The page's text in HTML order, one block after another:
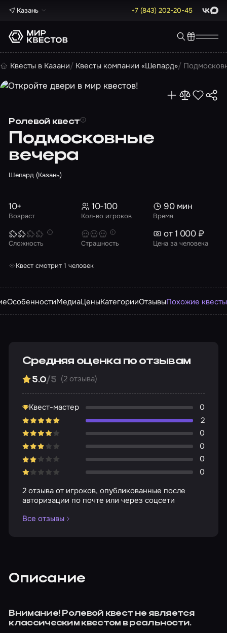
Казань +7 (843) 202-20-45 Max
Квесты в Казани Квесты компании «Шепард»
Ролевой квест
Подмосковные
вечера
Шепард (Казань)
Возраст
10+
Кол-во игроков
10-100
Время
90 мин
Сложность Страшность Цена за человека
от 1 000 ₽
Квест смотрит 1 человек
ОсобенностиМедиаЦеныКатегорииОтзывыПохожие квесты
Средняя оценка по отзывам
5.0/5 (2 отзыва)
Квест-мастер
0
2
0
0
0
0
2 отзыва от игроков, опубликованные после
авторизации по почте или через соцсети
Все отзывы
Описание
Внимание! Ролевой квест не является
классическим квестом в реальности.